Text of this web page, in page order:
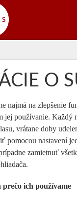
O
najmä na zlepšenie
používanie. Každý
vrátane doby
pomocou nastavení
zamietnuť
prečo ich používame